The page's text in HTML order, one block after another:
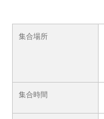
集合場所
集合時間